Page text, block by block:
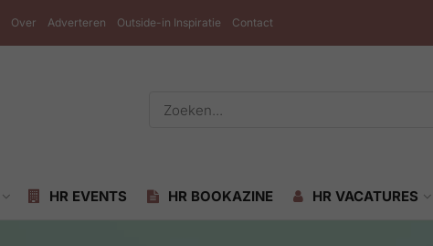
Over Adverteren Outside-in Inspiratie Contact
HR EVENTS HR BOOKAZINE HR VACATURES